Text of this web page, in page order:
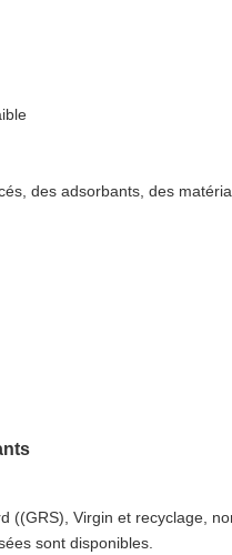
des adsorbants, des
((GRS), Virgin et recyclage,
sont disponibles.